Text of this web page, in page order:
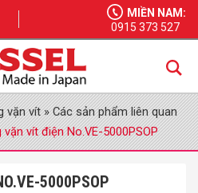
MIỀN NAM:
0915 373 527
vặn vít»Các sản phẩm liên quan
vặn vít điện No.VE-5000PSOP
5000PSOP